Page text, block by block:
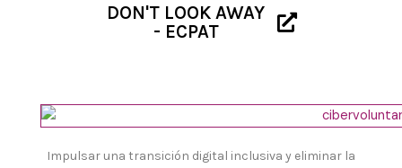
DON'T LOOK AWAY
- ECPAT
Impulsar una transición digital inclusiva y eliminar la